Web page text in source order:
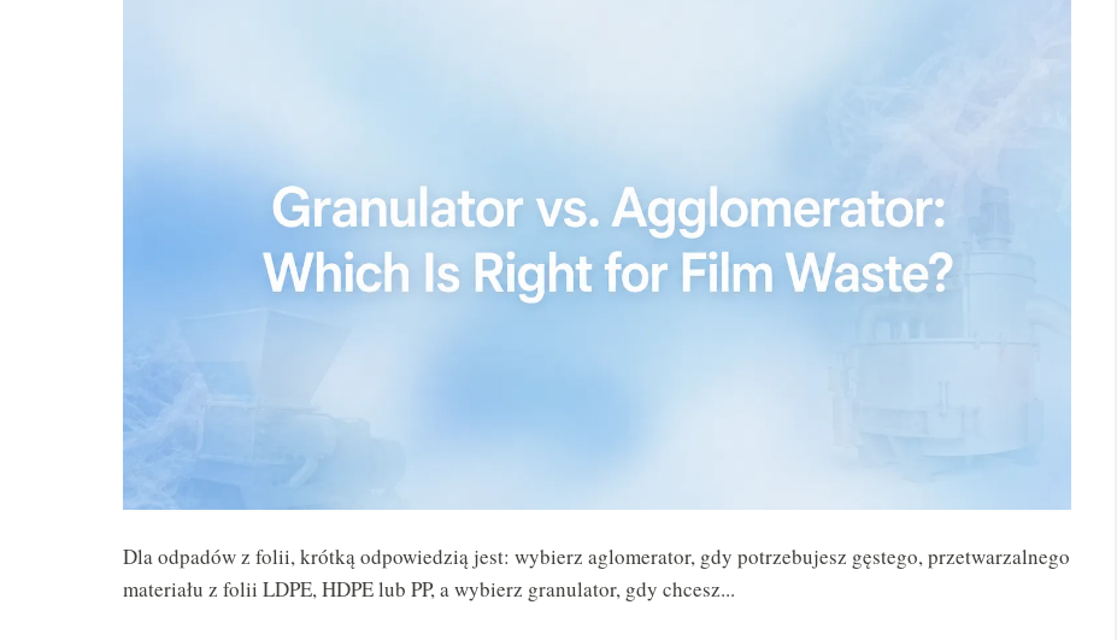
Dla odpadów z folii, krótką odpowiedzią jest: wybierz aglomerator, gdy potrzebujesz gęstego, przetwarzalnego
materiału z folii LDPE, HDPE lub PP, a wybierz granulator, gdy chcesz...